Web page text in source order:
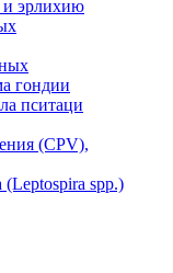
и эрлихию
гондии
пситаци
(CPV),
spp.)